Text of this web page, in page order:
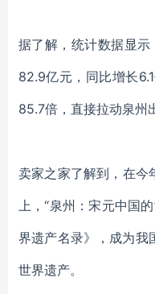
据了解，统计数据显
82.9亿元，同比增长
85.7倍，直接拉动泉州
卖家之家了解到，在今
上，“泉州：宋元中国
界遗产名录》，成为我
世界遗产。